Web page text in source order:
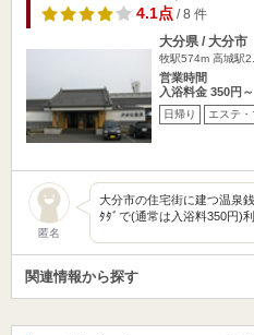
4.1点/ 8 件
大分県 / 大分市
牧駅574m 高城駅
営業時間
入浴料金 350円～
日帰り エステ
匿名
大分市の住宅街に建つ温泉
ﾀﾀﾞで(通常は入浴料350円)
関連情報から探す